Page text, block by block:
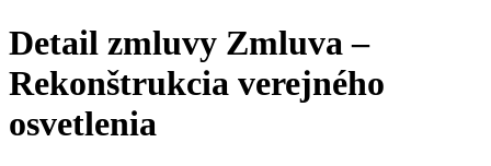
Detail zmluvy Zmluva –
Rekonštrukcia verejného
osvetlenia